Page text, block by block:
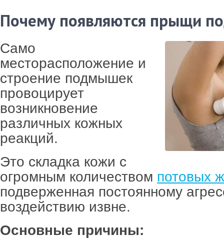
Почему появляются прыщи
Само
месторасположение и
строение подмышек
провоцирует
возникновение
различных кожных
реакций.
Это складка кожи с
огромным количеством потовых
подверженная постоянному
воздействию извне.
Основные причины: